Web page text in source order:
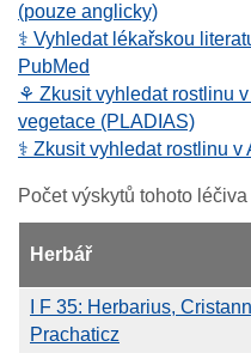
(pouze anglicky)
⚕️ Vyhledat lékařskou
PubMed
⚘ Zkusit vyhledat rostlinu
vegetace (PLADIAS)
⚕️ Zkusit vyhledat rostlinu v
Počet výskytů tohoto
Herbář
I F 35: Herbarius,
Prachaticz